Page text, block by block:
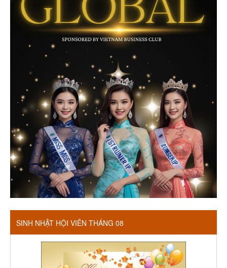
SINH NHẬT HỘI VIÊN THÁNG 08